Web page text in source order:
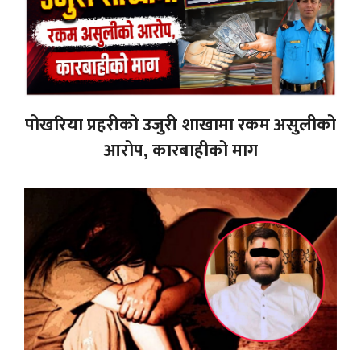
पोखरिया प्रहरीको उजुरी शाखामा रकम असुलीको
आरोप, कारबाहीको माग